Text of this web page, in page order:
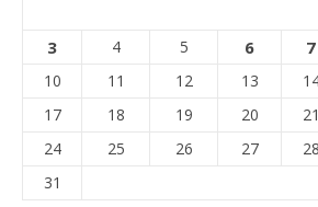
3 4 5 6 7
10
11 12 13
17
18 19 20 21
24
25 26 27 28
31